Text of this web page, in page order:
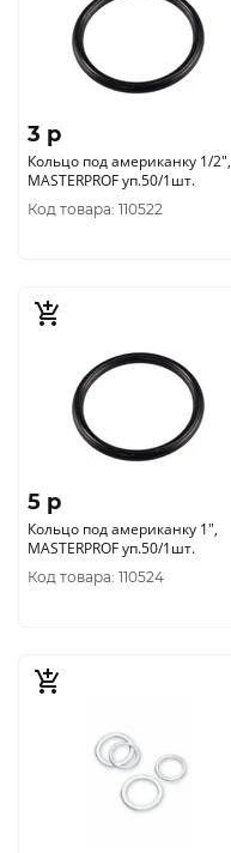
3 p
Кольцо под американку 1/2",
MASTERPROF уп.50/1шт.
Код товара: 110522
5 p
Кольцо под американку 1",
MASTERPROF уп.50/1шт.
Код товара: 110524